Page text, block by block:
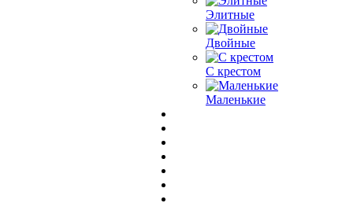
Элитные
Двойные
С крестом
Маленькие